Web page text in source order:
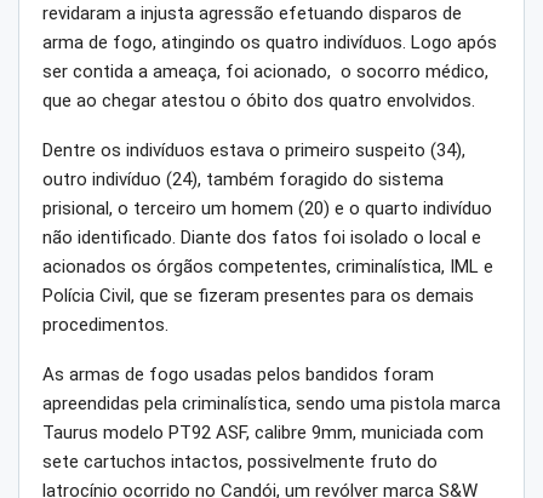
revidaram a injusta agressão efetuando disparos de
arma de fogo, atingindo os quatro indivíduos. Logo após
ser contida a ameaça, foi acionado, o socorro médico,
que ao chegar atestou o óbito dos quatro envolvidos.
Dentre os indivíduos estava o primeiro suspeito (34),
outro indivíduo (24), também foragido do sistema
prisional, o terceiro um homem (20) e o quarto indivíduo
não identificado. Diante dos fatos foi isolado o local e
acionados os órgãos competentes, criminalística, IML e
Polícia Civil, que se fizeram presentes para os demais
procedimentos.
As armas de fogo usadas pelos bandidos foram
apreendidas pela criminalística, sendo uma pistola marca
Taurus modelo PT92 ASF, calibre 9mm, municiada com
sete cartuchos intactos, possivelmente fruto do
latrocínio ocorrido no Candói, um revólver marca S&W